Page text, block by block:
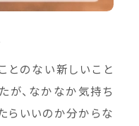
とのない新しいこと
が、なかなか気持ち
らいいのか分からな